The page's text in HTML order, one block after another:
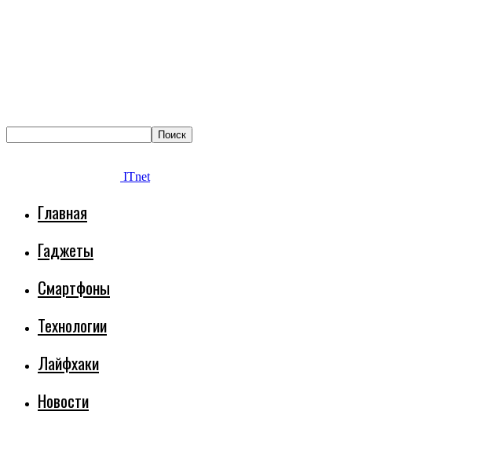
ITnet
Главная
Гаджеты
Смартфоны
Технологии
Лайфхаки
Новости